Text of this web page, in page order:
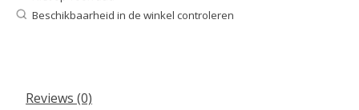
Beschikbaarheid in de winkel controleren
Reviews (0)